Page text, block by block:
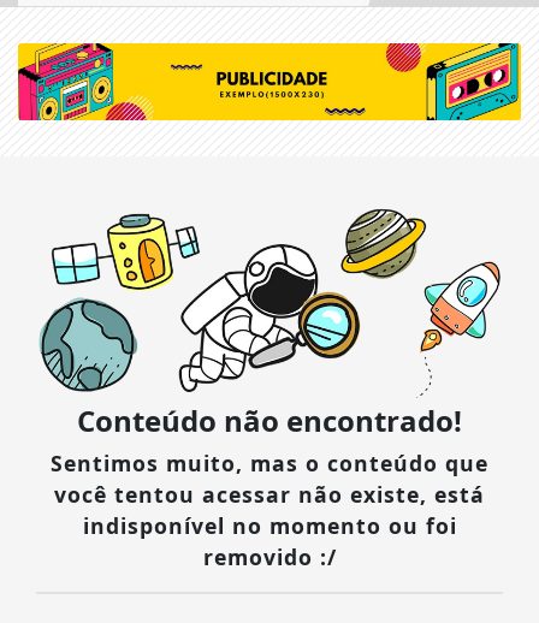
Conteúdo não encontrado!
Sentimos muito, mas o conteúdo que
você tentou acessar não existe, está
indisponível no momento ou foi
removido :/